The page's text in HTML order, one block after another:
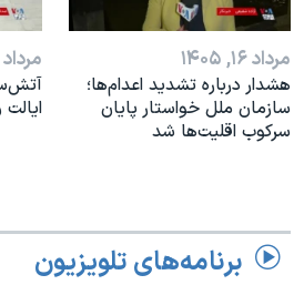
مرداد ۱۶, ۱۴۰۵
هشدار درباره تشدید اعدام‌ها؛
سازمان ملل خواستار پایان
سرکوب اقلیت‌ها شد
مرداد ۱۶, ۱۴۰۵
برنامه‌های تلویزیون